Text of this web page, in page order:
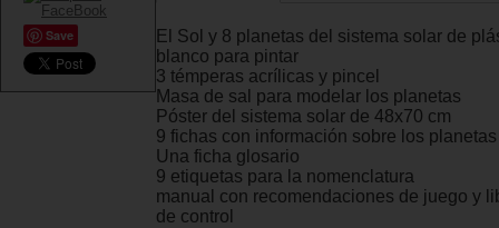
Save
El Sol y 8 planetas del sistema solar de
blanco para pintar
3 témperas acrílicas y pincel
Masa de sal para modelar los planetas
Póster del sistema solar de 48x70 cm
9 fichas con información sobre los planetas
Una ficha glosario
9 etiquetas para la nomenclatura
manual con recomendaciones de juego y
de control